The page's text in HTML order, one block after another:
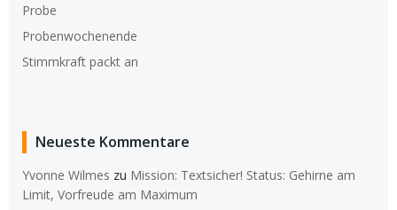
Probe
Probenwochenende
Stimmkraft packt an
Neueste Kommentare
Yvonne Wilmes zu Mission: Textsicher! Status: Gehirne am
Limit, Vorfreude am Maximum